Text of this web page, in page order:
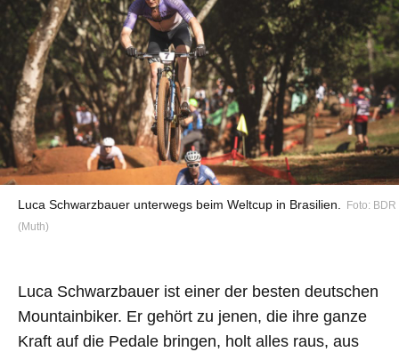
Luca Schwarzbauer unterwegs beim Weltcup in Brasilien.
Foto: BDR
(Muth)
Luca Schwarzbauer ist einer der besten deutschen
Mountainbiker. Er gehört zu jenen, die ihre ganze
Kraft auf die Pedale bringen, holt alles raus, aus